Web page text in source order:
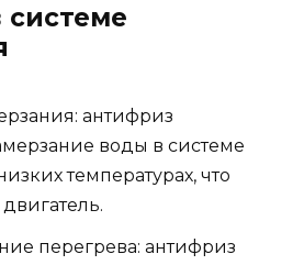
антифриз
воды в системе
температурах, что
перегрева: антифриз